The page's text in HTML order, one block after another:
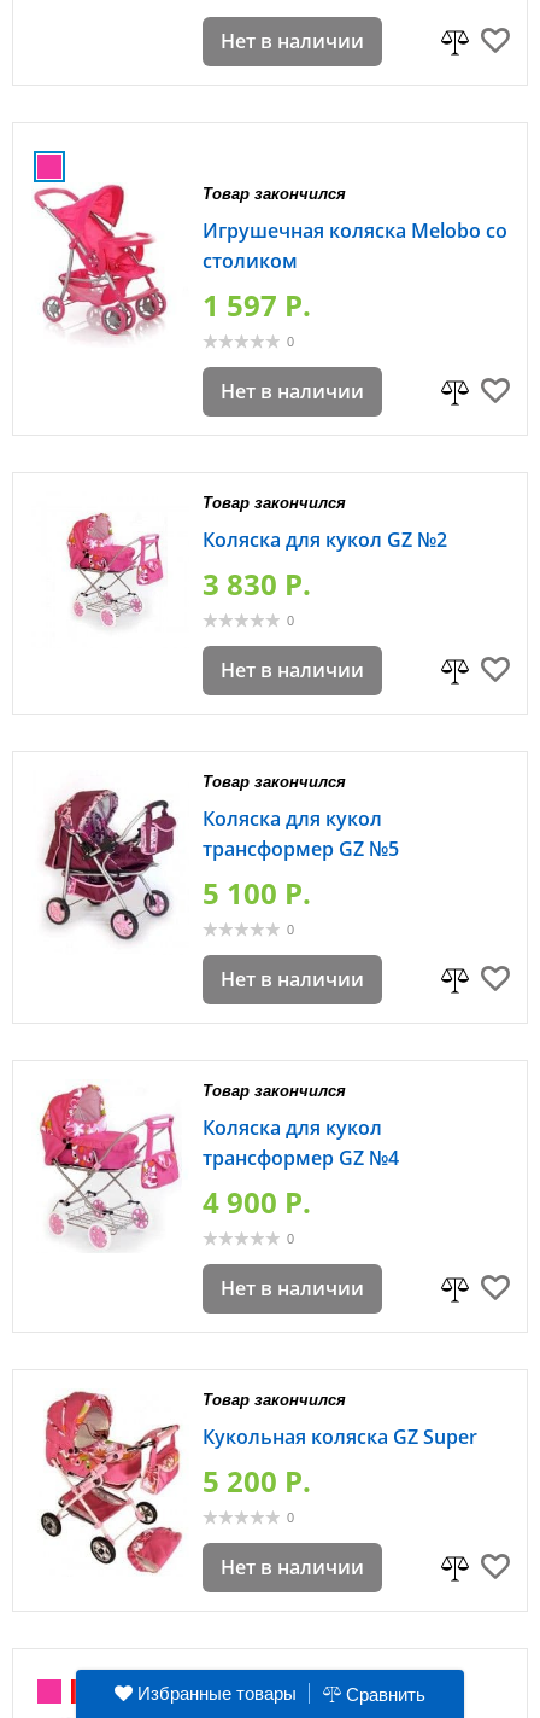
Нет в наличии
Товар закончился
Игрушечная коляска Melobo со
столиком
1 597 P.
0
Нет в наличии
Товар закончился
Коляска для кукол GZ №2
3 830 P.
0
Нет в наличии
Товар закончился
Коляска для кукол
трансформер GZ №5
5 100 P.
0
Нет в наличии
Товар закончился
Коляска для кукол
трансформер GZ №4
4 900 P.
0
Нет в наличии
Товар закончился
Кукольная коляска GZ Super
5 200 P.
0
Нет в наличии
Избранные товары